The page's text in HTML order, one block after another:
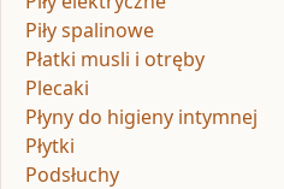
Piły spalinowe
Płatki musli i otręby
Plecaki
Płyny do higieny intymnej
Płytki
Podsłuchy